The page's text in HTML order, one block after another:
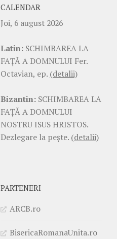
CALENDAR
Joi, 6 august 2026
Latin: SCHIMBAREA LA
FAŢĂ A DOMNULUI Fer.
Octavian, ep. (detalii)
Bizantin: SCHIMBAREA LA
FAŢĂ A DOMNULUI
NOSTRU ISUS HRISTOS.
Dezlegare la pește. (detalii)
PARTENERI
ARCB.ro
BisericaRomanaUnita.ro